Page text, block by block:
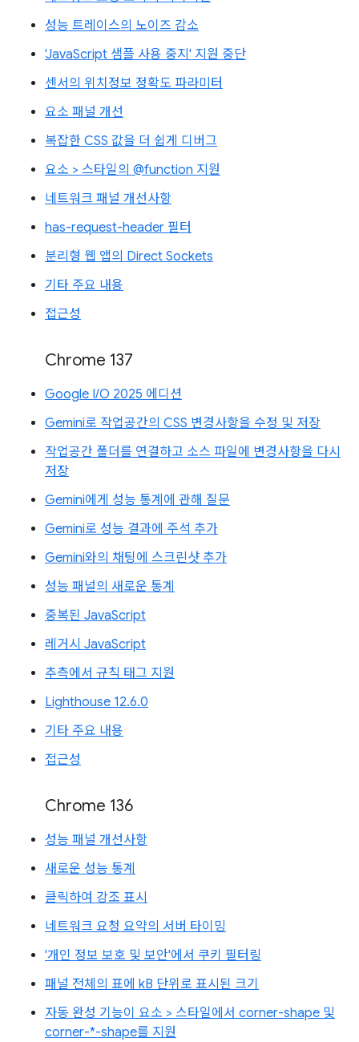
성능 트레이스의 노이즈 감소
'JavaScript 샘플 사용 중지' 지원 중단
센서의 위치정보 정확도 파라미터
요소 패널 개선
복잡한 CSS 값을 더 쉽게 디버그
요소 > 스타일의 @function 지원
네트워크 패널 개선사항
has-request-header 필터
분리형 웹 앱의 Direct Sockets
기타 주요 내용
접근성
Chrome 137
Google I/O 2025 에디션
Gemini로 작업공간의 CSS 변경사항을 수정 및 저장
작업공간 폴더를 연결하고 소스 파일에 변경사항을 다시
저장
Gemini에게 성능 통계에 관해 질문
Gemini로 성능 결과에 주석 추가
Gemini와의 채팅에 스크린샷 추가
성능 패널의 새로운 통계
중복된 JavaScript
레거시 JavaScript
추측에서 규칙 태그 지원
Lighthouse 12.6.0
기타 주요 내용
접근성
Chrome 136
성능 패널 개선사항
새로운 성능 통계
클릭하여 강조 표시
네트워크 요청 요약의 서버 타이밍
'개인 정보 보호 및 보안'에서 쿠키 필터링
패널 전체의 표에 kB 단위로 표시된 크기
자동 완성 기능이 요소 > 스타일에서 corner-shape 및
corner-*-shape를 지원